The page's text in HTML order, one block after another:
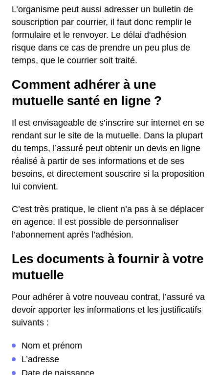
L’organisme peut aussi adresser un bulletin de
souscription par courrier, il faut donc remplir le
formulaire et le renvoyer. Le délai d'adhésion
risque dans ce cas de prendre un peu plus de
temps, que le courrier soit traité.
Comment adhérer à une
mutuelle santé en ligne ?
Il est envisageable de s’inscrire sur internet en se
rendant sur le site de la mutuelle. Dans la plupart
du temps, l’assuré peut obtenir un devis en ligne
réalisé à partir de ses informations et de ses
besoins, et directement souscrire si la proposition
lui convient.
C’est très pratique, le client n’a pas à se déplacer
en agence. Il est possible de personnaliser
l’abonnement après l’adhésion.
Les documents à fournir à votre
mutuelle
Pour adhérer à votre nouveau contrat, l’assuré va
devoir apporter les informations et les justificatifs
suivants :
Nom et prénom
L’adresse
Date de naissance